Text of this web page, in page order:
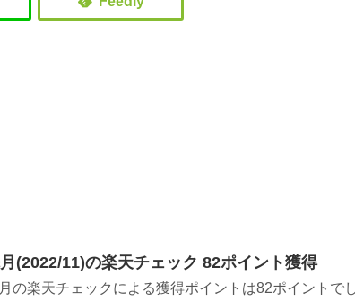
(2022/11)の楽天チェック 82ポイント獲得
の楽天チェックによる獲得ポイントは82ポイントで